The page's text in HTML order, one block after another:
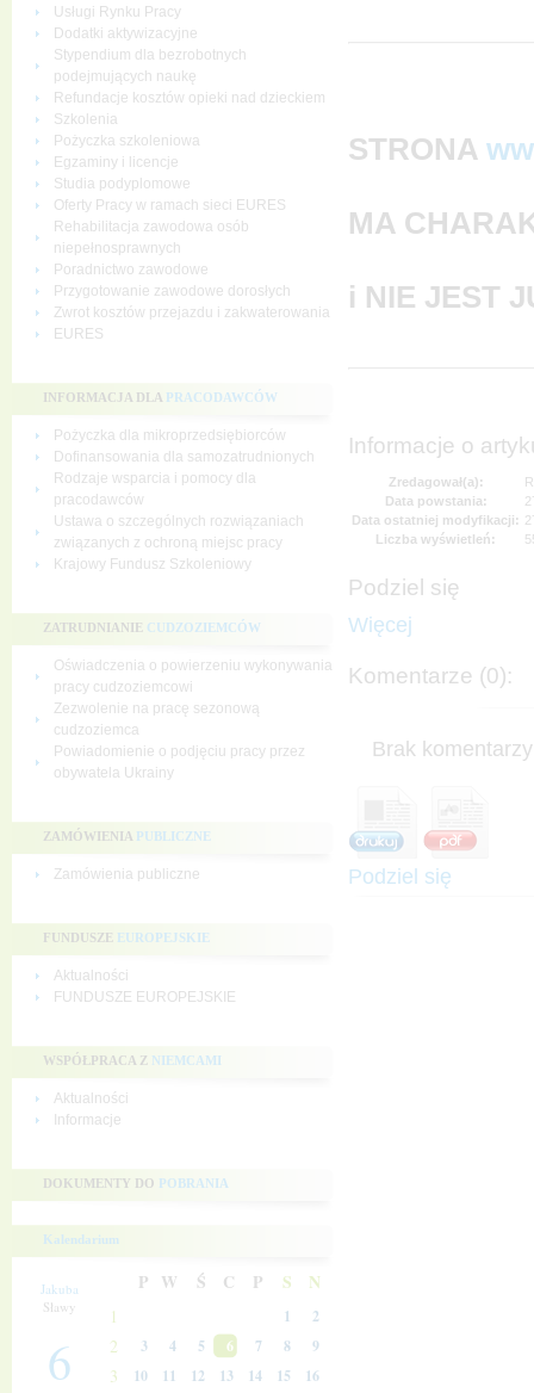
Usługi Rynku Pracy
Dodatki aktywizacyjne
Stypendium dla bezrobotnych
podejmujących naukę
Refundacje kosztów opieki nad dzieckiem
Szkolenia
Pożyczka szkoleniowa
Egzaminy i licencje
Studia podyplomowe
Oferty Pracy w ramach sieci EURES
Rehabilitacja zawodowa osób
niepełnosprawnych
Poradnictwo zawodowe
Przygotowanie zawodowe dorosłych
Zwrot kosztów przejazdu i zakwaterowania
EURES
INFORMACJA DLA PRACODAWCÓW
Pożyczka dla mikroprzedsiębiorców
Dofinansowania dla samozatrudnionych
Rodzaje wsparcia i pomocy dla
pracodawców
Ustawa o szczególnych rozwiązaniach
związanych z ochroną miejsc pracy
Krajowy Fundusz Szkoleniowy
ZATRUDNIANIE CUDZOZIEMCÓW
Oświadczenia o powierzeniu wykonywania
pracy cudzoziemcowi
Zezwolenie na pracę sezonową
cudzoziemca
Powiadomienie o podjęciu pracy przez
obywatela Ukrainy
ZAMÓWIENIA PUBLICZNE
Zamówienia publiczne
FUNDUSZE EUROPEJSKIE
Aktualności
FUNDUSZE EUROPEJSKIE
WSPÓŁPRACA Z NIEMCAMI
Aktualności
Informacje
DOKUMENTY DO POBRANIA
Kalendarium
Jakuba
Sławy
6
P W Ś C P S N
1 1 2
2 3 4 5 6 7 8 9
3 10 11 12 13 14 15 16
STRONA
MA
i NIE JEST
Informacje o
Zredagował(a):
Data powstania:
Data ostatniej modyfikacji:
Liczba wyświetleń:
Podziel się
Więcej
Komentarze (0):
Brak
Podziel się